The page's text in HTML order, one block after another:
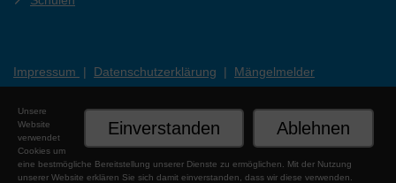
Impressum | Datenschutzerklärung | Mängelmelder
Ablehnen
Einverstanden
Unsere
Website
verwendet
Cookies um
eine bestmögliche Bereitstellung unserer Dienste zu ermöglichen. Mit der Nutzung
unserer Website erklären Sie sich damit einverstanden, dass wir diese verwenden.